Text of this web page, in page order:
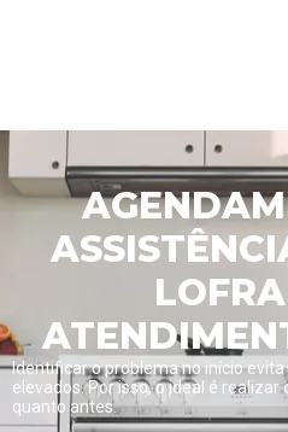
Identificar o problema no início
elevados. Por isso, o ideal é
quanto antes.